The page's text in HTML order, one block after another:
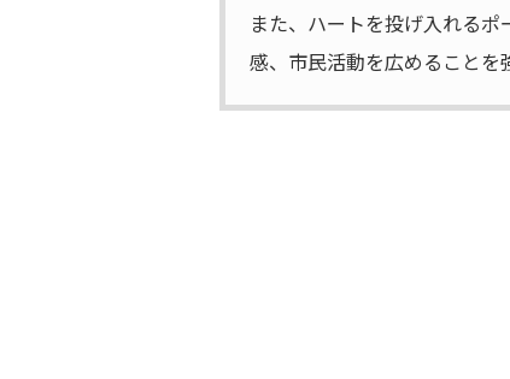
また、ハートを投げ入れる
感、市民活動を広めることを